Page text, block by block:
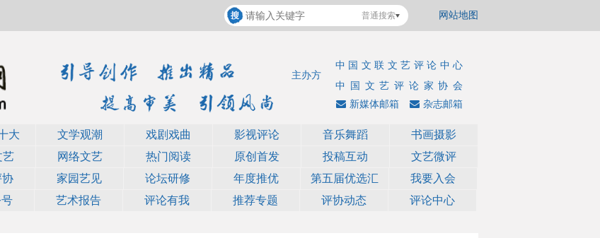
网站地图
普通搜索
中国文联文艺评论中心
中国文艺评论家协会
主办方
杂志邮箱
新媒体邮箱
大 文学观潮 戏剧戏曲 影视评论 音乐舞蹈
书画摄影
艺 网络文艺 热门阅读 原创首发 投稿互动
文艺微评
协 家园艺见 论坛研修 年度推优 第五届优选汇 我要入会
艺术报告 评论有我 推荐专题 评协动态 评论中心